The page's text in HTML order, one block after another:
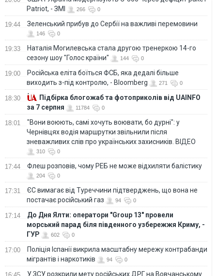
Patriot, - ЗМІ
266 0
19:44 Зеленський прибув до Сербії на важливі перемовини
146 0
19:33
Наталія Могилевська стала другою тренеркою 14-го
сезону шоу "Голос країни"
144 0
19:00
Російська еліта боїться ФСБ, яка дедалі більше
виходить з-під контролю, - Bloomberg
271 0
18:30
Підбірка блогожаб та фотоприколів від UAINFO
за 7 серпня
11784 0
18:01
"Вони воюють, самі хочуть воювати, бо дурні": у
Чернівцях водія маршрутки звільнили після
зневажливих слів про українських захисників. ВІДЕО
310 0
17:44 Флеш розповів, чому РЕБ не може відхиляти балістику
204 0
17:31
ЄС вимагає від Туреччини підтверджень, що вона не
постачає російський газ
94 0
17:14
До Дня Ялти: оператори "Group 13" провели
морський парад біля південного узбережжя Криму, -
ГУР
602 0
17:00
Поліція Іспанії викрила масштабну мережу контрабанди
мігрантів і наркотиків
94 0
У ЗСУ розкрили мету російських ДРГ на Вовчанському